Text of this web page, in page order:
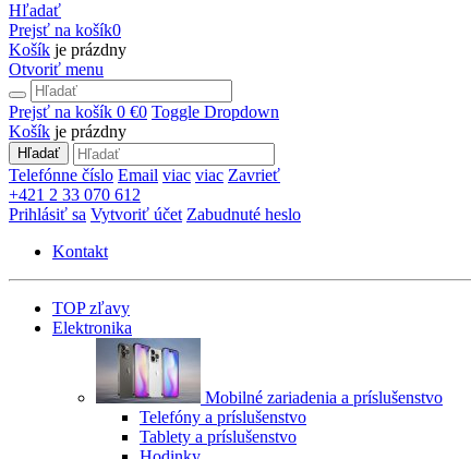
Hľadať
Prejsť na košík0
Košík je prázdny
Otvoriť menu
Prejsť na košík 0 €0 Toggle Dropdown
Košík je prázdny
Hľadať
Telefónne číslo Email viac viac Zavrieť
+421 2 33 070 612
Prihlásiť sa Vytvoriť účet Zabudnuté heslo
Kontakt
TOP zľavy
Elektronika
Mobilné zariadenia a príslušenstvo
Telefóny a príslušenstvo
Tablety a príslušenstvo